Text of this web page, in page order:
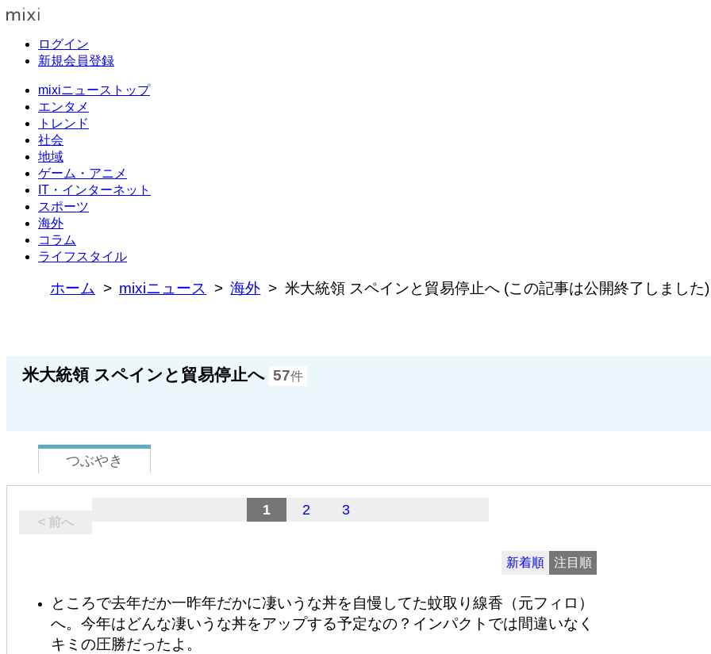
ログイン
新規会員登録
mixiニューストップ
エンタメ
トレンド
社会
地域
ゲーム・アニメ
IT・インターネット
スポーツ
海外
コラム
ライフスタイル
ホーム mixiニュース 海外 米大統領 スペインと貿易停止へ (この記事は公開終了しました)
米大統領 スペインと貿易停止へ 57件
つぶやき
< 前へ
1 2 3
新着順 注目順
ところで去年だか一昨年だかに凄いうな丼を自慢してた蚊取り線香（元フィロ）
へ。今年はどんな凄いうな丼をアップする予定なの？インパクトでは間違いなく
キミの圧勝だったよ。